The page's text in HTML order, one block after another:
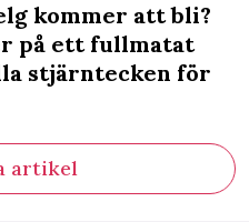
kommer att bli?
på ett fullmatat
stjärntecken för
artikel